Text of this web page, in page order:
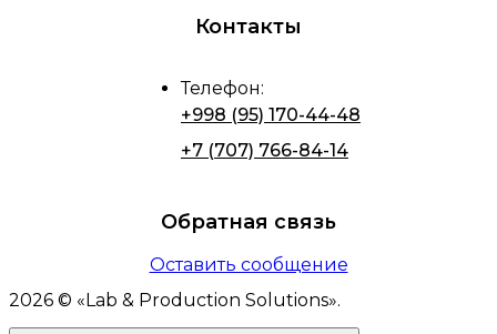
Контакты
Телефон:
+998 (95) 170-44-48
+7 (707) 766-84-14
Обратная связь
Оставить сообщение
2026 © « Lab & Production Solutions».